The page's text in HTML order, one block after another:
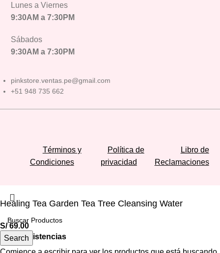
Lunes a Viernes
9:30AM a 7:30PM
Sábados
9:30AM a 7:30PM
pinkstore.ventas.pe@gmail.com
+51 948 735 662
Términos y
Condiciones
Política de
privacidad
Libro de
Reclamaciones
Search
Healing Tea Garden Tea Tree Cleansing Water
S/69.00
Hay existencias